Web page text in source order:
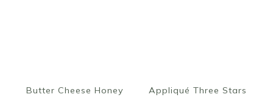
Butter Cheese Honey
Appliqué Three Stars